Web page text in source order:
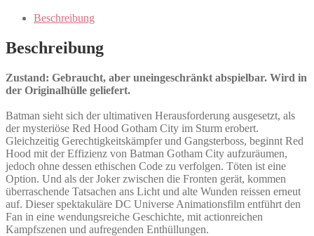
MengeBeschreibung
Beschreibung
Zustand: Gebraucht, aber uneingeschränkt abspielbar. Wird in
der Originalhülle geliefert.
Batman sieht sich der ultimativen Herausforderung ausgesetzt, als
der mysteriöse Red Hood Gotham City im Sturm erobert.
Gleichzeitig Gerechtigkeitskämpfer und Gangsterboss, beginnt Red
Hood mit der Effizienz von Batman Gotham City aufzuräumen,
jedoch ohne dessen ethischen Code zu verfolgen. Töten ist eine
Option. Und als der Joker zwischen die Fronten gerät, kommen
überraschende Tatsachen ans Licht und alte Wunden reissen erneut
auf. Dieser spektakuläre DC Universe Animationsfilm entführt den
Fan in eine wendungsreiche Geschichte, mit actionreichen
Kampfszenen und aufregenden Enthüllungen.